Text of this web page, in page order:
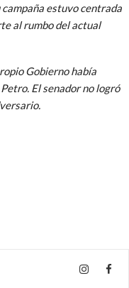
estuvo centrada
al rumbo del actual
Gobierno había
El senador no logró